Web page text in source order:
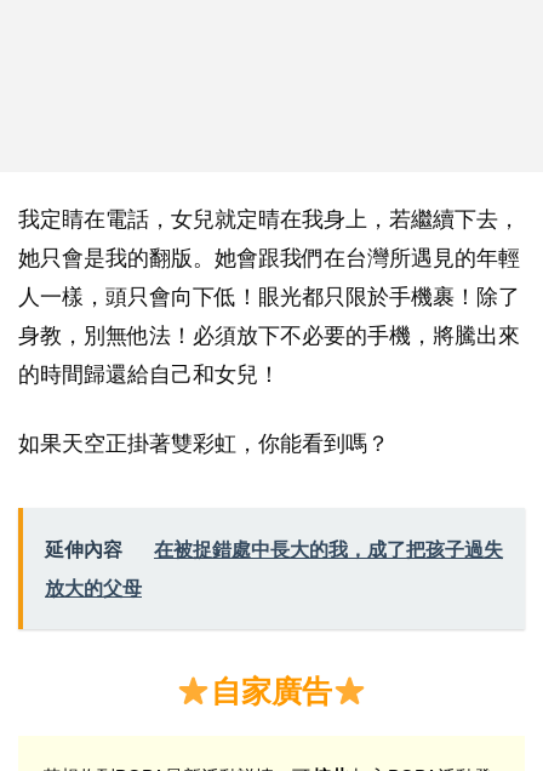
我定睛在電話，女兒就定晴在我身上，若繼續下去，
她只會是我的翻版。她會跟我們在台灣所遇見的年輕
人一樣，頭只會向下低！眼光都只限於手機裹！除了
身教，別無他法！必須放下不必要的手機，將騰出來
的時間歸還給自己和女兒！
如果天空正掛著雙彩虹，你能看到嗎？
延伸內容
在被捉錯處中長大的我，成了把孩子過失
放大的父母
自家廣告